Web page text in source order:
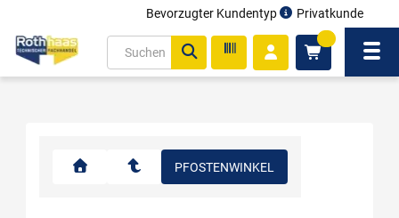
Bevorzugter Kundentyp Privatkunde
PFOSTENWINKEL